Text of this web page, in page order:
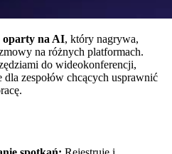
oparty na AI, który nagrywa,
na różnych platformach.
do wideokonferencji,
zespołów chcących usprawnić